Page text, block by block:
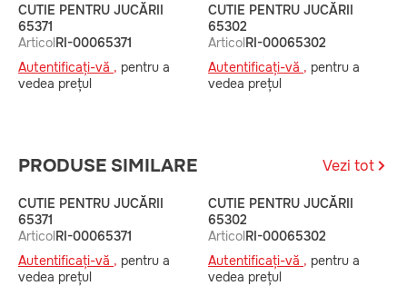
CUTIE PENTRU JUCĂRII
65371
ArticolRI-00065371
Autentificați-vă , pentru a
vedea prețul
CUTIE PENTRU JUCĂRII
65302
ArticolRI-00065302
Autentificați-vă , pentru a
vedea prețul
PRODUSE SIMILARE Vezi tot
CUTIE PENTRU JUCĂRII
65371
ArticolRI-00065371
Autentificați-vă , pentru a
vedea prețul
CUTIE PENTRU JUCĂRII
65302
ArticolRI-00065302
Autentificați-vă , pentru a
vedea prețul